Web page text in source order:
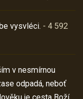
vysvléci. - 4 592
v nesmírnou
odpadá, neboť